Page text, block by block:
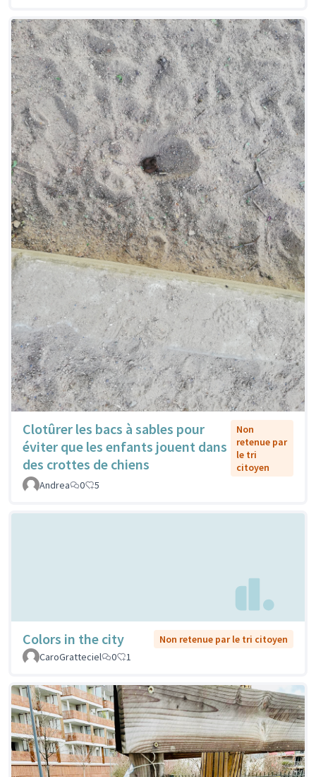
Clotûrer les bacs à sables pour
éviter que les enfants jouent dans
des crottes de chiens
Non
retenue par
le tri
citoyen
Andrea
0 5
Colors in the city
Non retenue par le tri citoyen
CaroGratteciel
0 1